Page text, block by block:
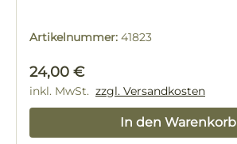
Artikelnummer: 41823
Regulärer Preis:
24,00 €
inkl. MwSt. zzgl. Versandkosten
In den Warenkorb